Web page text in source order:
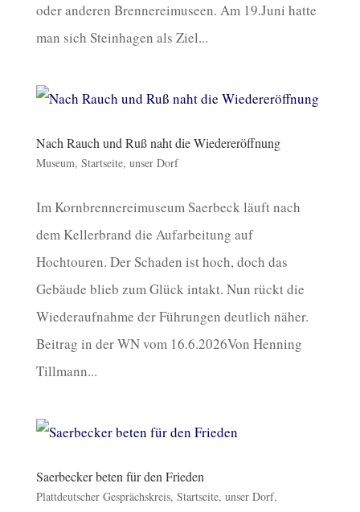
oder anderen Brennereimuseen. Am 19.Juni hatte
man sich Steinhagen als Ziel...
Nach Rauch und Ruß naht die Wiedereröffnung
Museum, Startseite, unser Dorf
Im Kornbrennereimuseum Saerbeck läuft nach
dem Kellerbrand die Aufarbeitung auf
Hochtouren. Der Schaden ist hoch, doch das
Gebäude blieb zum Glück intakt. Nun rückt die
Wiederaufnahme der Führungen deutlich näher.
Beitrag in der WN vom 16.6.2026Von Henning
Tillmann...
Saerbecker beten für den Frieden
Plattdeutscher Gesprächskreis, Startseite, unser Dorf,